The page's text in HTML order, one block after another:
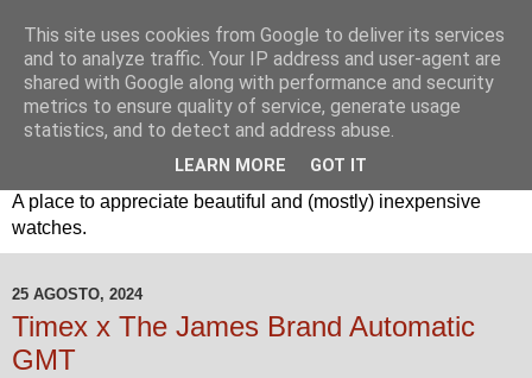
Um espaço sobre relógios "B3": Bons, Bonitos e Baratos. //
A place to appreciate beautiful and (mostly) inexpensive
watches.
25 AGOSTO, 2024
Timex x The James Brand Automatic
GMT
This site uses cookies from Google to deliver its services
and to analyze traffic. Your IP address and user-agent are
shared with Google along with performance and security
metrics to ensure quality of service, generate usage
statistics, and to detect and address abuse.
LEARN MORE GOT IT